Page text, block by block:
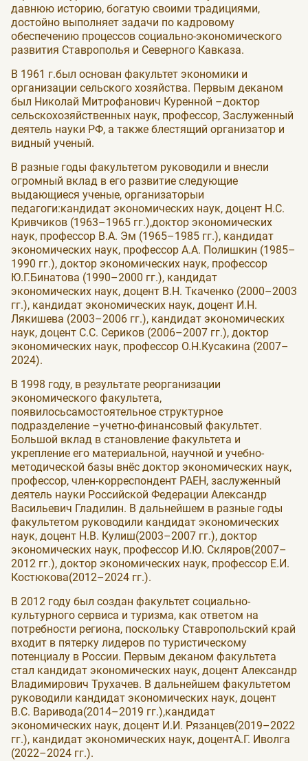
давнюю историю, богатую своими традициями,
достойно выполняет задачи по кадровому
обеспечению процессов социально-экономического
развития Ставрополья и Северного Кавказа.
В 1961 г.был основан факультет экономики и
организации сельского хозяйства. Первым деканом
был Николай Митрофанович Куренной –доктор
сельскохозяйственных наук, профессор, Заслуженный
деятель науки РФ, а также блестящий организатор и
видный ученый.
В разные годы факультетом руководили и внесли
огромный вклад в его развитие следующие
выдающиеся ученые, организаторыи
педагоги:кандидат экономических наук, доцент Н.С.
Кривчиков (1963–1965 гг.),доктор экономических
наук, профессор В.А. Эм (1965–1985 гг.), кандидат
экономических наук, профессор А.А. Полишкин (1985–
1990 гг.), доктор экономических наук, профессор
Ю.Г.Бинатова (1990–2000 гг.), кандидат
экономических наук, доцент В.Н. Ткаченко (2000–2003
гг.), кандидат экономических наук, доцент И.Н.
Лякишева (2003–2006 гг.), кандидат экономических
наук, доцент С.С. Сериков (2006–2007 гг.), доктор
экономических наук, профессор О.Н.Кусакина (2007–
2024).
В 1998 году, в результате реорганизации
экономического факультета,
появилосьсамостоятельное структурное
подразделение –учетно-финансовый факультет.
Большой вклад в становление факультета и
укрепление его материальной, научной и учебно-
методической базы внёс доктор экономических наук,
профессор, член-корреспондент РАЕН, заслуженный
деятель науки Российской Федерации Александр
Васильевич Гладилин. В дальнейшем в разные годы
факультетом руководили кандидат экономических
наук, доцент Н.В. Кулиш(2003–2007 гг.), доктор
экономических наук, профессор И.Ю. Скляров(2007–
2012 гг.), доктор экономических наук, профессор Е.И.
Костюкова(2012–2024 гг.).
В 2012 году был создан факультет социально-
культурного сервиса и туризма, как ответом на
потребности региона, поскольку Ставропольский край
входит в пятерку лидеров по туристическому
потенциалу в России. Первым деканом факультета
стал кандидат экономических наук, доцент Александр
Владимирович Трухачев. В дальнейшем факультетом
руководили кандидат экономических наук, доцент
В.С. Варивода(2014–2019 гг.),кандидат
экономических наук, доцент И.И. Рязанцев(2019–2022
гг.), кандидат экономических наук, доцентА.Г. Иволга
(2022–2024 гг.).